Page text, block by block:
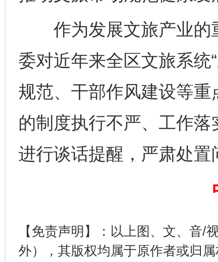
作为发展文旅产业的
委对近年来全区文旅系统
规范、干部作风建设等
的制度执行不严、工作
进行谈话提醒，严肃处置
【免责声明】：以上图、文、音/
外），其版权均属于原作者或归
东山县通报“牛蛙产品抗生素超标问题” 法